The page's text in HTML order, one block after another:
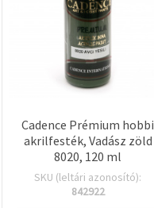
Cadence Prémium hobbi
akrilfesték, Vadász zöld
8020, 120 ml
SKU (leltári azonosító):
842922